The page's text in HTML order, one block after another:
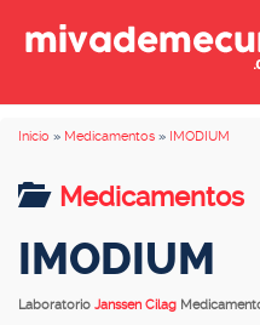
Inicio » Medicamentos » IMODIUM
Medicamentos
IMODIUM
Laboratorio Janssen Cilag